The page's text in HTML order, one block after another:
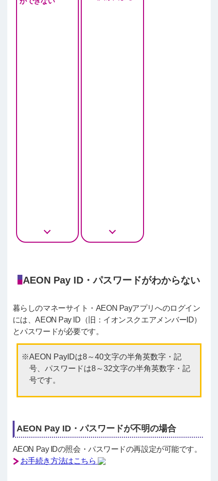
AEON Pay ID・パスワードがわからない
暮らしのマネーサイト・AEON Payアプリへのログイン
には、AEON Pay ID（旧：イオンスクエアメンバーID）
とパスワードが必要です。
AEON PayIDは8～40文字の半角英数字・記
号、パスワードは8～32文字の半角英数字・記
号です。
AEON Pay ID・パスワードが不明の場合
AEON Pay IDの照会・パスワードの再設定が可能です。
お手続き方法はこちら